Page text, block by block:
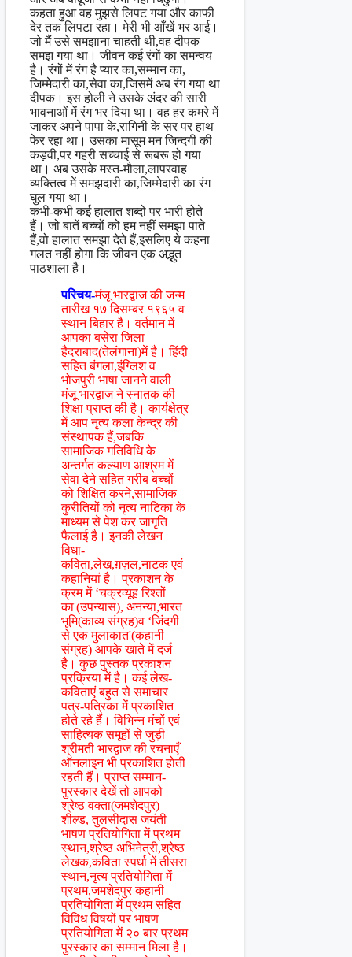
कहता हुआ वह मुझसे लिपट गया और काफी
देर तक लिपटा रहा। मेरी भी आँखें भर आई।
जो मैं उसे समझाना चाहती थी,वह दीपक
समझ गया था। जीवन कई रंगों का समन्वय
है। रंगों में रंग है प्यार का,सम्मान का,
जिम्मेदारी का,सेवा का,जिसमें अब रंग गया था
दीपक। इस होली ने उसके अंदर की सारी
भावनाओं में रंग भर दिया था। वह हर कमरे में
जाकर अपने पापा के,रागिनी के सर पर हाथ
फेर रहा था। उसका मासूम मन जिन्दगी की
कड़वी,पर गहरी सच्चाई से रूबरू हो गया
था। अब उसके मस्त-मौला,लापरवाह
व्यक्तित्व में समझदारी का,जिम्मेदारी का रंग
घुल गया था।
कभी-कभी कई हालात शब्दों पर भारी होते
हैं। जो बातें बच्चों को हम नहीं समझा पाते
हैं,वो हालात समझा देते हैं,इसलिए ये कहना
गलत नहीं होगा कि जीवन एक अद्भुत
पाठशाला है।
परिचय-मंजू भारद्वाज की जन्म
तारीख १७ दिसम्बर १९६५ व
स्थान बिहार है। वर्तमान में
आपका बसेरा जिला
हैदराबाद(तेलंगाना)में है। हिंदी
सहित बंगला,इंग्लिश व
भोजपुरी भाषा जानने वाली
मंजू भारद्वाज ने स्नातक की
शिक्षा प्राप्त की है। कार्यक्षेत्र
में आप नृत्य कला केन्द्र की
संस्थापक हैं,जबकि
सामाजिक गतिविधि के
अन्तर्गत कल्याण आश्रम में
सेवा देने सहित गरीब बच्चों
को शिक्षित करने,सामाजिक
कुरीतियों को नृत्य नाटिका के
माध्यम से पेश कर जागृति
फैलाई है। इनकी लेखन
विधा-
कविता,लेख,ग़ज़ल,नाटक एवं
कहानियां है। प्रकाशन के
क्रम में ‘चक्रव्यूह रिश्तों
का'(उपन्यास), अनन्या,भारत
भूमि(काव्य संग्रह)व ‘जिंदगी
से एक मुलाकात'(कहानी
संग्रह) आपके खाते में दर्ज
है। कुछ पुस्तक प्रकाशन
प्रक्रिया में है। कई लेख-
कविताएं बहुत से समाचार
पत्र-पत्रिका में प्रकाशित
होते रहे हैं। विभिन्न मंचों एवं
साहित्यक समूहों से जुड़ी
श्रीमती भारद्वाज की रचनाएँ
ऑनलाइन भी प्रकाशित होती
रहती हैं। प्राप्त सम्मान-
पुरस्कार देखें तो आपको
श्रेष्ठ वक्ता(जमशेदपुर)
शील्ड, तुलसीदास जयंती
भाषण प्रतियोगिता में प्रथम
स्थान,श्रेष्ठ अभिनेत्री,श्रेष्ठ
लेखक,कविता स्पर्धा में तीसरा
स्थान,नृत्य प्रतियोगिता में
प्रथम,जमशेदपुर कहानी
प्रतियोगिता में प्रथम सहित
विविध विषयों पर भाषण
प्रतियोगिता में २० बार प्रथम
पुरस्कार का सम्मान मिला है।